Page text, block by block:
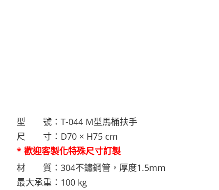
型 號：T-044 M型馬桶扶手
尺 寸：D70 × H75 cm
* 歡迎客製化特殊尺寸訂製
材 質：304不鏽鋼管，厚度1.5mm
最大承重：100 kg